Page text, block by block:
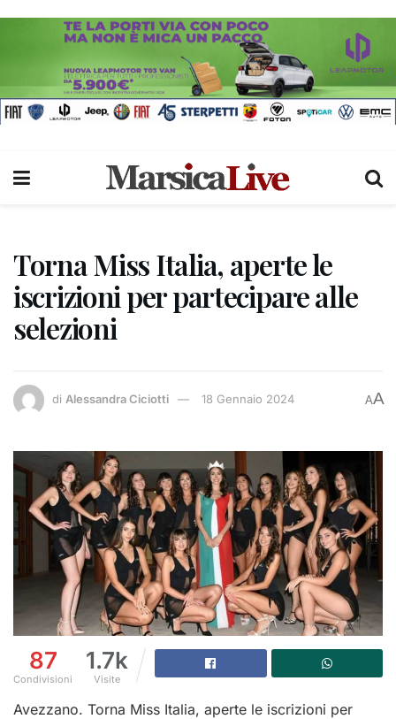
Torna Miss Italia, aperte le
iscrizioni per partecipare alle
selezioni
di Alessandra Ciciotti 18 Gennaio 2024 AA
87
Condivisioni
1.7k
Visite
Avezzano. Torna Miss Italia, aperte le iscrizioni per